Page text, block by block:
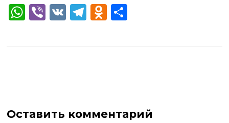
WhatsApp
Viber
VKTelegram
Odnoklassniki
Оставить комментарий